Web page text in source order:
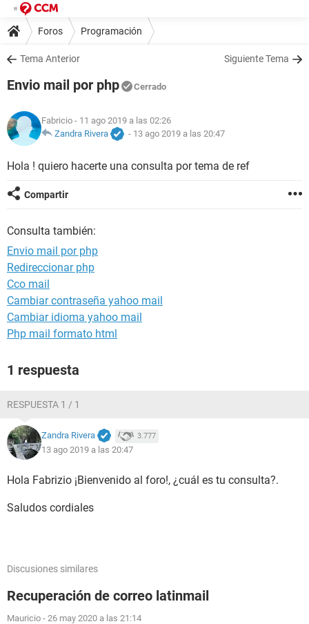
Foros Programación
Tema Anterior Siguiente Tema
Envio mail por php Cerrado
Fabricio - 11 ago 2019 a las 02:26
Zandra Rivera
- 13 ago 2019 a las 20:47
Hola ! quiero hacerte una consulta por tema de ref
Compartir
Consulta también:
Envio mail por php
Redireccionar php
Cco mail
Cambiar contraseña yahoo mail
Cambiar idioma yahoo mail
Php mail formato html
1 respuesta
RESPUESTA 1 / 1
Zandra Rivera 3.777
13 ago 2019 a las 20:47
Hola Fabrizio ¡Bienvenido al foro!, ¿cuál es tu consulta?.
Saludos cordiales
Discusiones similares
Recuperación de correo latinmail
Mauricio - 26 may 2020 a las 21:14